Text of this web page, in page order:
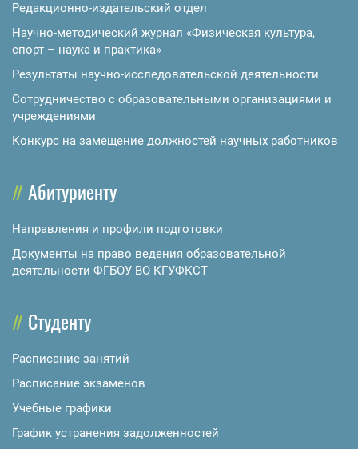
Редакционно-издательский отдел
Научно-методический журнал «Физическая культура,
спорт – наука и практика»
Результаты научно-исследовательской деятельности
Сотрудничество с образовательными организациями и
учреждениями
Конкурс на замещение должностей научных работников
Абитуриенту
Направления и профили подготовки
Документы на право ведения образовательной
деятельности ФГБОУ ВО КГУФКСТ
Студенту
Расписание занятий
Расписание экзаменов
Учебные графики
График устранения задолженностей